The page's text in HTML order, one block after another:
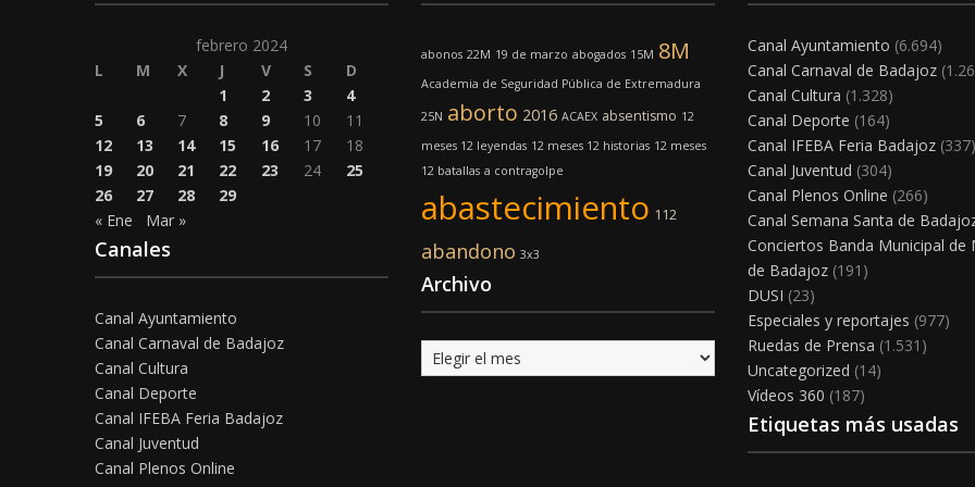
febrero 2024
L
M X J V S
D
1
2 3
4
5
6 7 8 9 10
11
12
13 14 15 16 17
18
19
20 21 22 23 24
25
26
27 28
29
« Ene
Mar »
Canales
Canal Ayuntamiento
Canal Carnaval de Badajoz
Canal Cultura
Canal Deporte
Canal IFEBA Feria Badajoz
Canal Juventud
Canal Plenos Online
abonos 22M 19 de marzo abogados 15M 8M
Academia de Seguridad Pública de Extremadura
25N aborto 2016 ACAEX absentismo 12
meses 12 leyendas 12 meses 12 historias 12 meses
12 batallas a contragolpe
abastecimiento 112
abandono 3x3
Archivo
Archivo
Canal Ayuntamiento (6.694)
Canal Carnaval de Badajoz
Canal Cultura (1.328)
Canal Deporte (164)
Canal IFEBA Feria Badajoz (337)
Canal Juventud (304)
Canal Plenos Online (266)
Canal Semana Santa de
Conciertos Banda Municipal de
de Badajoz (191)
DUSI (23)
Especiales y reportajes (977)
Ruedas de Prensa (1.531)
Uncategorized (14)
Vídeos 360 (187)
Etiquetas más usadas